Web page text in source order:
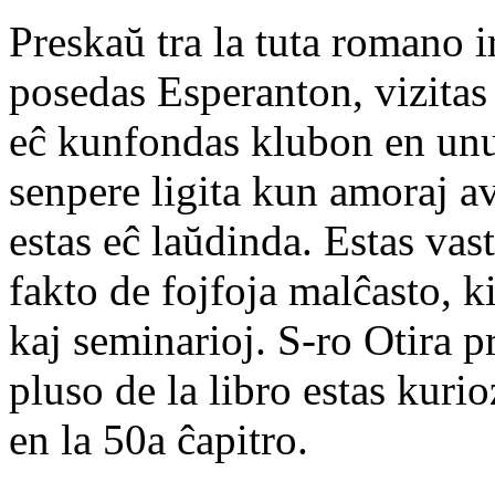
Preskaŭ tra la tuta romano
posedas Esperanton,
eĉ kunfondas klubon en
senpere ligita kun amoraj
estas eĉ laŭdinda. Estas
fakto de fojfoja malĉasto,
kaj seminarioj. S-ro Otira
pluso de la libro estas
en la 50a ĉapitro.